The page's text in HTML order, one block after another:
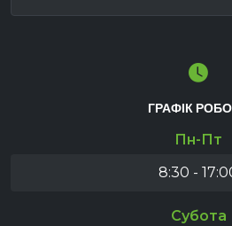
ГРАФІК
Пн-Пт
8:30 -
Субота